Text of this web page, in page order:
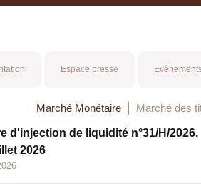
Espace presse
Marché Monétaire Marché des
d'injection de liquidité n°31/H/2026,
2026